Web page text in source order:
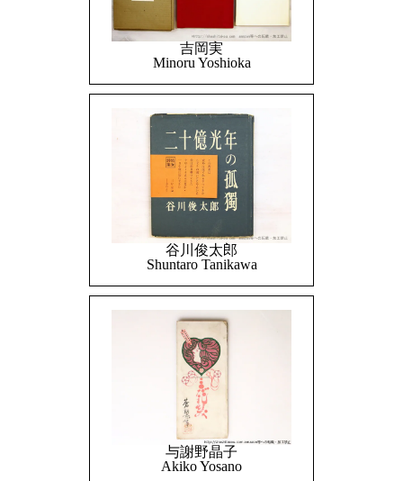
吉岡実
Minoru Yoshioka
谷川俊太郎
Shuntaro Tanikawa
与謝野晶子
Akiko Yosano